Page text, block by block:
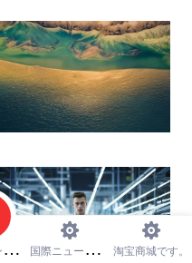
オ
ンラインメッセージです 国
際ニュースです 淘宝商城です。